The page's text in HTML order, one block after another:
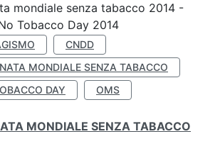
mondiale senza tabacco 2014 -
Tobacco Day 2014
CNDD
MONDIALE SENZA TABACCO
DAY
OMS
MONDIALE SENZA TABACCO